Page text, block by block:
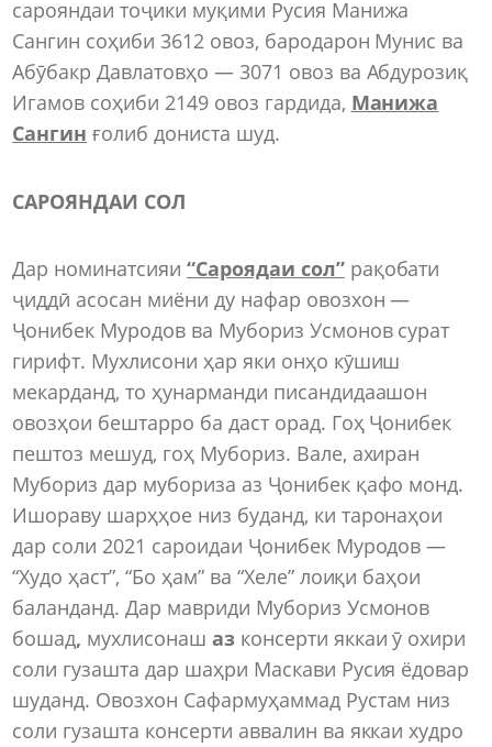
сарояндаи тоҷики муқими Русия Манижа
Сангин соҳиби 3612 овоз, бародарон Мунис ва
Абӯбакр Давлатовҳо — 3071 овоз ва Абдурозиқ
Игамов соҳиби 2149 овоз гардида, Манижа
Сангин ғолиб дониста шуд.
САРОЯНДАИ СОЛ
Дар номинатсияи “Сароядаи сол” рақобати
ҷиддӣ асосан миёни ду нафар овозхон —
Ҷонибек Муродов ва Мубориз Усмонов сурат
гирифт. Мухлисони ҳар яки онҳо кӯшиш
мекарданд, то ҳунарманди писандидаашон
овозҳои бештарро ба даст орад. Гоҳ Ҷонибек
пештоз мешуд, гоҳ Мубориз. Вале, ахиран
Мубориз дар мубориза аз Ҷонибек қафо монд.
Ишораву шарҳҳое низ буданд, ки таронаҳои
дар соли 2021 сароидаи Ҷонибек Муродов —
“Худо ҳаст”, “Бо ҳам” ва “Хеле” лоиқи баҳои
баланданд. Дар мавриди Мубориз Усмонов
бошад, мухлисонаш аз консерти яккаи ӯ охири
соли гузашта дар шаҳри Маскави Русия ёдовар
шуданд. Овозхон Сафармуҳаммад Рустам низ
соли гузашта консерти аввалин ва яккаи худро